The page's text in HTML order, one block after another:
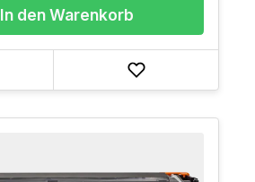
In den Warenkorb